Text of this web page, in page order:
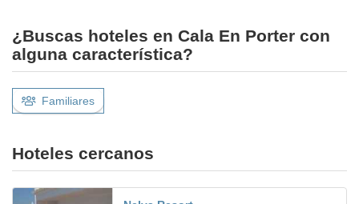
¿Buscas hoteles en Cala En Porter con
alguna característica?
Familiares
Hoteles cercanos